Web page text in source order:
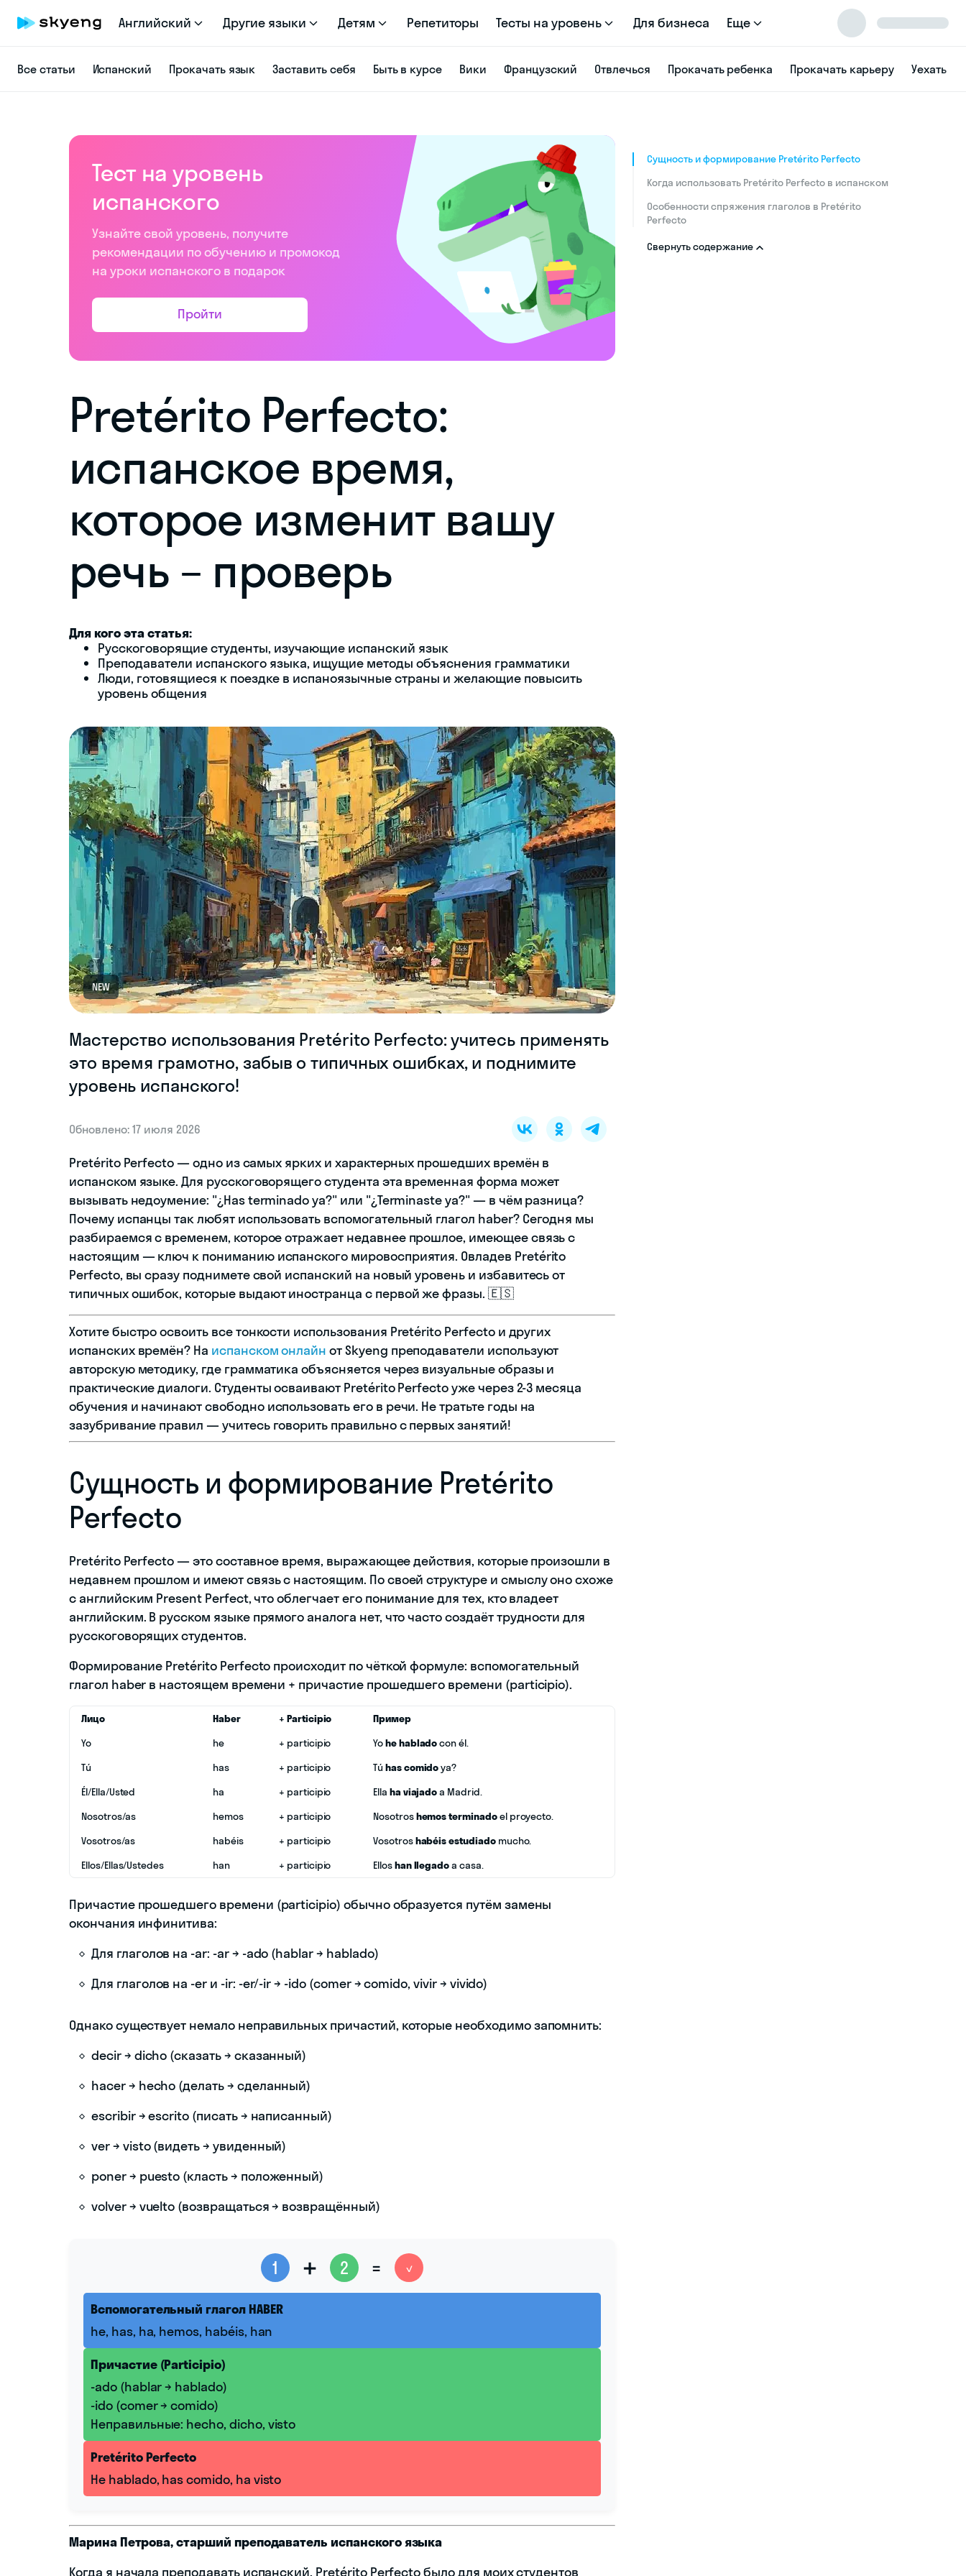
Английский Другие языки Детям Репетиторы Тесты на уровень Для бизнеса Еще
Все статьи Испанский Прокачать язык Заставить себя Быть в курсе Вики Французский Отвлечься Прокачать ребенка Прокачать карьеру Уехать
Тест на уровень
испанского
Узнайте свой уровень, получите
рекомендации по обучению и промокод
на уроки испанского в подарок
Пройти
Pretérito Perfecto:
испанское время,
которое изменит вашу
речь – проверь
Для кого эта статья:
Русскоговорящие студенты, изучающие испанский язык
Преподаватели испанского языка, ищущие методы объяснения грамматики
Люди, готовящиеся к поездке в испаноязычные страны и желающие повысить
уровень общения
NEW
Мастерство использования Pretérito Perfecto: учитесь применять
это время грамотно, забыв о типичных ошибках, и поднимите
уровень испанского!
Обновлено: 17 июля 2026
Pretérito Perfecto — одно из самых ярких и характерных прошедших времён в
испанском языке. Для русскоговорящего студента эта временная форма может
вызывать недоумение: "¿Has terminado ya?" или "¿Terminaste ya?" — в чём разница?
Почему испанцы так любят использовать вспомогательный глагол haber? Сегодня мы
разбираемся с временем, которое отражает недавнее прошлое, имеющее связь с
настоящим — ключ к пониманию испанского мировосприятия. Овладев Pretérito
Perfecto, вы сразу поднимете свой испанский на новый уровень и избавитесь от
типичных ошибок, которые выдают иностранца с первой же фразы. 🇪🇸
Хотите быстро освоить все тонкости использования Pretérito Perfecto и других
испанских времён? На испанском онлайн от Skyeng преподаватели используют
авторскую методику, где грамматика объясняется через визуальные образы и
практические диалоги. Студенты осваивают Pretérito Perfecto уже через 2-3 месяца
обучения и начинают свободно использовать его в речи. Не тратьте годы на
зазубривание правил — учитесь говорить правильно с первых занятий!
Сущность и формирование Pretérito
Perfecto
Pretérito Perfecto — это составное время, выражающее действия, которые произошли в
недавнем прошлом и имеют связь с настоящим. По своей структуре и смыслу оно схоже
с английским Present Perfect, что облегчает его понимание для тех, кто владеет
английским. В русском языке прямого аналога нет, что часто создаёт трудности для
русскоговорящих студентов.
Формирование Pretérito Perfecto происходит по чёткой формуле: вспомогательный
глагол haber в настоящем времени + причастие прошедшего времени (participio).
Лицо Haber + Participio
Пример
Yo
he + participio Yohe habladocon él.
Tú
has + participio Tú has comidoya?
Él/Ella/Usted
ha + participio Ella ha viajadoa Madrid.
Nosotros/as
hemos + participio Nosotroshemos terminadoel proyecto.
Vosotros/as
habéis + participio Vosotroshabéis estudiadomucho.
Ellos/Ellas/Ustedes
han + participio Elloshan llegadoa casa.
Причастие прошедшего времени (participio) обычно образуется путём замены
окончания инфинитива:
Для глаголов на -ar: -ar → -ado (hablar → hablado)
Для глаголов на -er и -ir: -er/-ir → -ido (comer → comido, vivir → vivido)
Однако существует немало неправильных причастий, которые необходимо запомнить:
decir → dicho (сказать → сказанный)
hacer → hecho (делать → сделанный)
escribir → escrito (писать → написанный)
ver → visto (видеть → увиденный)
poner → puesto (класть → положенный)
volver → vuelto (возвращаться → возвращённый)
1 ➕ 2 = ✓
Вспомогательный глагол HABER
he, has, ha, hemos, habéis, han
Причастие (Participio)
-ado (hablar → hablado)
-ido (comer → comido)
Неправильные: hecho, dicho, visto
Pretérito Perfecto
He hablado, has comido, ha visto
Марина Петрова, старший преподаватель испанского языка
Когда я начала преподавать испанский, Pretérito Perfecto было для моих студентов
Сущность и формирование Pretérito Perfecto
Когда использовать Pretérito Perfecto в испанском
Особенности спряжения глаголов в Pretérito
Perfecto
Свернуть содержание